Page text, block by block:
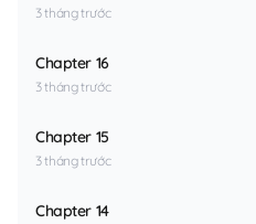
3 tháng trước
Chapter 16
3 tháng trước
Chapter 15
3 tháng trước
Chapter 14